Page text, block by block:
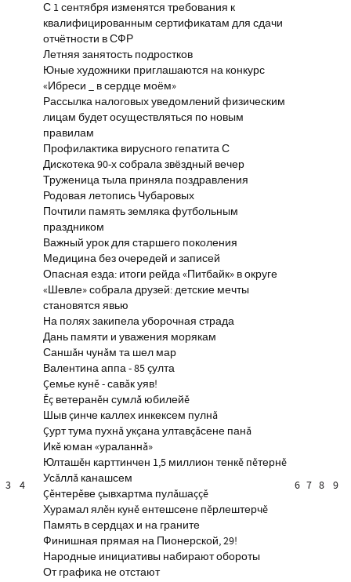
3 4
С 1 сентября изменятся требования к
квалифицированным сертификатам для сдачи
отчётности в СФР
Летняя занятость подростков
Юные художники приглашаются на конкурс
«Ибреси _ в сердце моём»
Рассылка налоговых уведомлений физическим
лицам будет осуществляться по новым
правилам
Профилактика вирусного гепатита С
Дискотека 90-х собрала звёздный вечер
Труженица тыла приняла поздравления
Родовая летопись Чубаровых
Почтили память земляка футбольным
праздником
Важный урок для старшего поколения
Медицина без очередей и записей
Опасная езда: итоги рейда «Питбайк» в округе
«Шевле» собрала друзей: детские мечты
становятся явью
На полях закипела уборочная страда
Дань памяти и уважения морякам
Саншăн чунăм та шел мар
Валентина аппа - 85 çулта
Çемье кунĕ - савăк уяв!
Ĕç ветеранĕн сумлă юбилейĕ
Шыв çинче каллех инкексем пулнă
Çурт тума пухнă укçана ултавçăсене панă
Икĕ юман «ураланнă»
Юлташĕн карттинчен 1,5 миллион тенкĕ пĕтернĕ
Усăллă канашсем
Çĕнтерĕве çывхартма пулăшаççĕ
Хурамал ялĕн кунĕ ентешсене пĕрлештерчĕ
Память в сердцах и на граните
Финишная прямая на Пионерской, 29!
Народные инициативы набирают обороты
От графика не отстают
6 7 8 9